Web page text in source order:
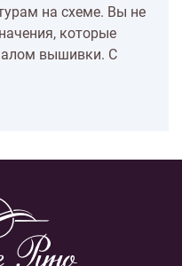
на схеме. Вы не
которые
вышивки. С